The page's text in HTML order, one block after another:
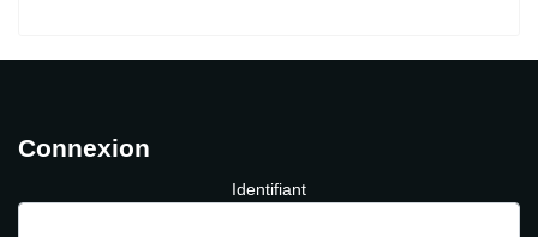
Connexion
Identifiant